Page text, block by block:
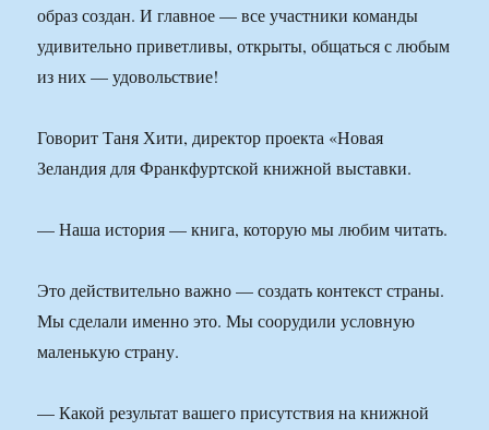
образ создан. И главное — все участники команды
удивительно приветливы, открыты, общаться с любым
из них — удовольствие!
Говорит Таня Хити, директор проекта «Новая
Зеландия для Франкфуртской книжной выставки.
— Наша история — книга, которую мы любим читать.
Это действительно важно — создать контекст страны.
Мы сделали именно это. Мы соорудили условную
маленькую страну.
— Какой результат вашего присутствия на книжной